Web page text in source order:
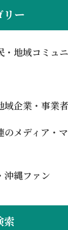
リー
・地域コミュ
域企業・事業者
のメディア・
沖縄ファン
索